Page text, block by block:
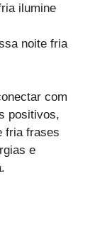
ilumine
noite fria
com
positivos,
fria frases
e